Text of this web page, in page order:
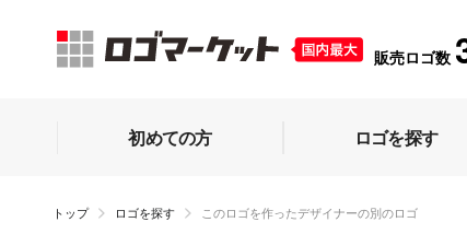
販売ロゴ数
初めての方 ロゴを探す
トップ ロゴを探す このロゴを作ったデザイナーの別のロゴ